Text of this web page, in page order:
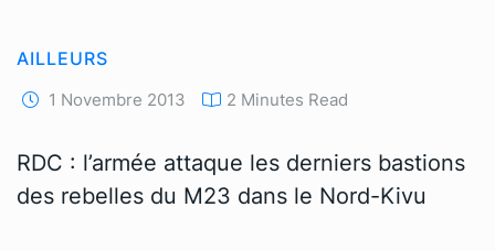
AILLEURS
1 Novembre 2013 2 Minutes Read
RDC : l’armée attaque les derniers bastions
des rebelles du M23 dans le Nord-Kivu